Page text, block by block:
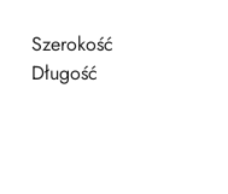
Szerokość
Długość